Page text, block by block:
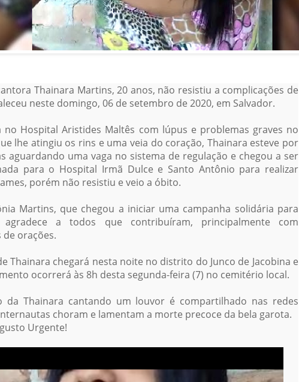
Thainara Martins, 20 anos, não resistiu a complicações de
neste domingo, 06 de setembro de 2020, em Salvador.
no Hospital Aristides Maltês com lúpus e problemas graves no
lhe atingiu os rins e uma veia do coração, Thainara esteve por
aguardando uma vaga no sistema de regulação e chegou a ser
para o Hospital Irmã Dulce e Santo Antônio para realizar
porém não resistiu e veio a óbito.
Martins, que chegou a iniciar uma campanha solidária para
agradece a todos que contribuíram, principalmente com
orações.
Thainara chegará nesta noite no distrito do Junco de Jacobina e
ocorrerá às 8h desta segunda-feira (7) no cemitério local.
da Thainara cantando um louvor é compartilhado nas redes
choram e lamentam a morte precoce da bela garota.
Urgente!